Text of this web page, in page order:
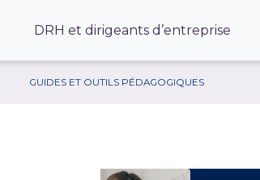
DRH et dirigeants d’entreprise
GUIDES ET OUTILS PÉDAGOGIQUES